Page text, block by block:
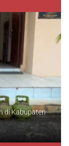
di Kabupaten